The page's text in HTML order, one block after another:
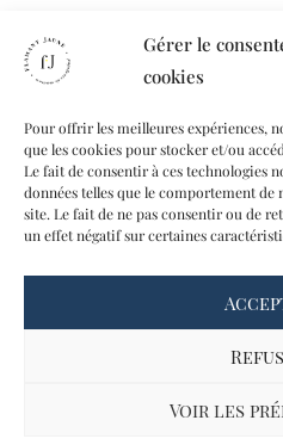
Gérer le
cookies
Pour offrir les meilleures expériences,
que les cookies pour stocker et/ou
Le fait de consentir à ces technologies
données telles que le comportement
site. Le fait de ne pas consentir ou de
un effet négatif sur certaines
Voir les
A
MON